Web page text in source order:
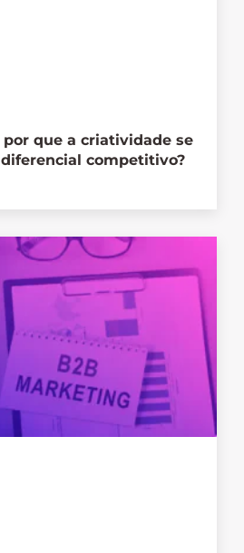
por que a criatividade se
competitivo?